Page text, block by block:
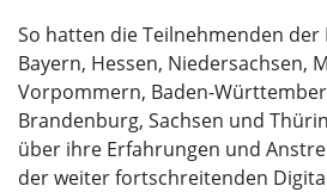
So hatten die Teilnehmenden der
Bayern, Hessen, Niedersachsen,
Vorpommern, Baden-
Brandenburg, Sachsen und
über ihre Erfahrungen und
der weiter fortschreitenden